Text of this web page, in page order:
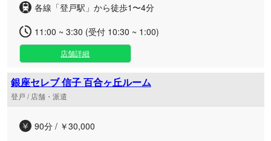
各線「登戸駅」から徒歩1〜4分
11:00 ~ 3:30 (受付 10:30 ~ 1:00)
店舗詳細
銀座セレブ 信子 百合ヶ丘ルーム
登戸 / 店舗・派遣
90分 / ￥30,000